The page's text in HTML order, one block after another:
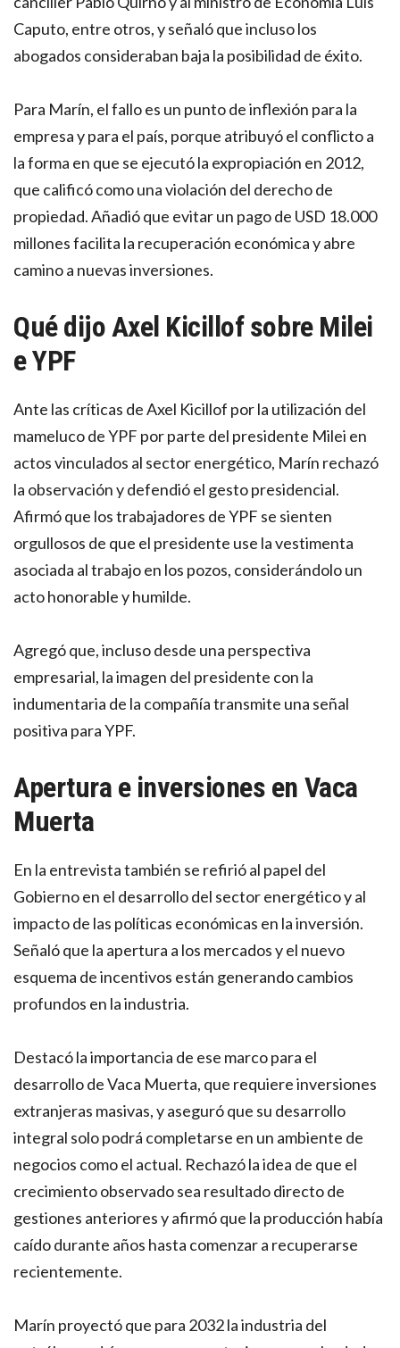
Caputo, entre otros, y señaló que incluso los
abogados consideraban baja la posibilidad de éxito.
Para Marín, el fallo es un punto de inflexión para la
empresa y para el país, porque atribuyó el conflicto a
la forma en que se ejecutó la expropiación en 2012,
que calificó como una violación del derecho de
propiedad. Añadió que evitar un pago de USD 18.000
millones facilita la recuperación económica y abre
camino a nuevas inversiones.
Qué dijo Axel Kicillof sobre Milei
e YPF
Ante las críticas de Axel Kicillof por la utilización del
mameluco de YPF por parte del presidente Milei en
actos vinculados al sector energético, Marín rechazó
la observación y defendió el gesto presidencial.
Afirmó que los trabajadores de YPF se sienten
orgullosos de que el presidente use la vestimenta
asociada al trabajo en los pozos, considerándolo un
acto honorable y humilde.
Agregó que, incluso desde una perspectiva
empresarial, la imagen del presidente con la
indumentaria de la compañía transmite una señal
positiva para YPF.
Apertura e inversiones en Vaca
Muerta
En la entrevista también se refirió al papel del
Gobierno en el desarrollo del sector energético y al
impacto de las políticas económicas en la inversión.
Señaló que la apertura a los mercados y el nuevo
esquema de incentivos están generando cambios
profundos en la industria.
Destacó la importancia de ese marco para el
desarrollo de Vaca Muerta, que requiere inversiones
extranjeras masivas, y aseguró que su desarrollo
integral solo podrá completarse en un ambiente de
negocios como el actual. Rechazó la idea de que el
crecimiento observado sea resultado directo de
gestiones anteriores y afirmó que la producción había
caído durante años hasta comenzar a recuperarse
recientemente.
Marín proyectó que para 2032 la industria del